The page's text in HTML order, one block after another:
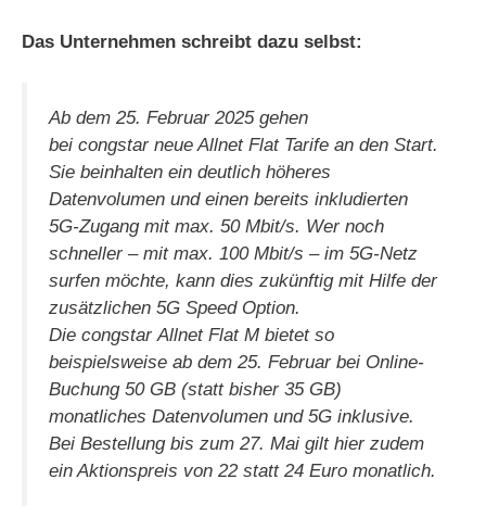
Das Unternehmen schreibt dazu selbst:
Ab dem 25. Februar 2025 gehen
bei congstar neue Allnet Flat Tarife an den Start.
Sie beinhalten ein deutlich höheres
Datenvolumen und einen bereits inkludierten
5G-Zugang mit max. 50 Mbit/s. Wer noch
schneller – mit max. 100 Mbit/s – im 5G-Netz
surfen möchte, kann dies zukünftig mit Hilfe der
zusätzlichen 5G Speed Option.
Die congstar Allnet Flat M bietet so
beispielsweise ab dem 25. Februar bei Online-
Buchung 50 GB (statt bisher 35 GB)
monatliches Datenvolumen und 5G inklusive.
Bei Bestellung bis zum 27. Mai gilt hier zudem
ein Aktionspreis von 22 statt 24 Euro monatlich.